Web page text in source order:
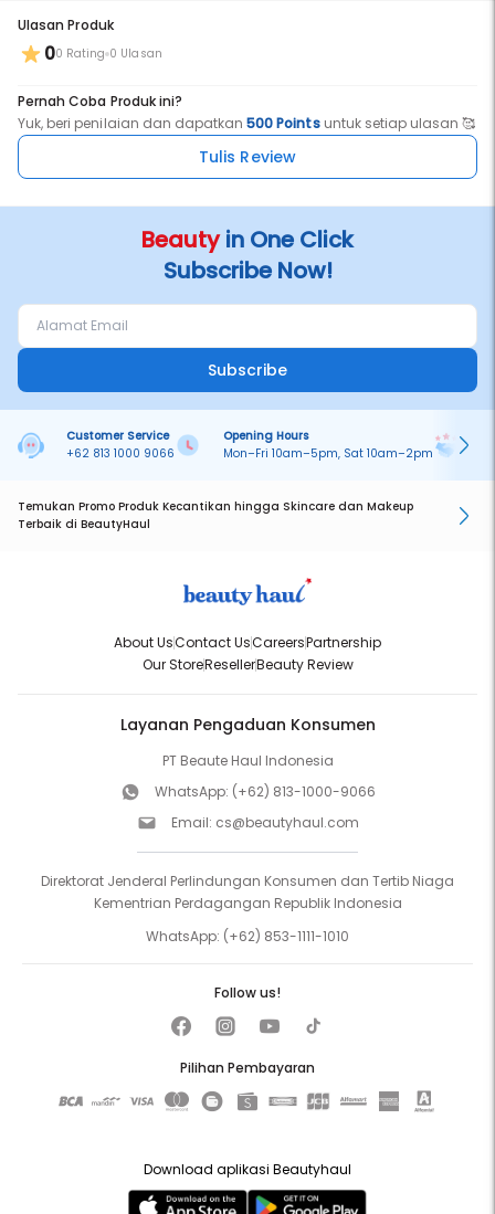
Ulasan Produk
00 Rating 0 Ulasan
Pernah Coba Produk ini?
Yuk, beri penilaian dan dapatkan500 Pointsuntuk setiap ulasan 🥰
Tulis Review
Beautyin One Click
Subscribe Now!
Subscribe
Customer Service
+62 813 1000 9066
Opening Hours
Mon–Fri 10am–5pm, Sat 10am–2pm
Temukan Promo Produk Kecantikan hingga Skincare dan Makeup
Terbaik di BeautyHaul
About UsContact UsCareersPartnership
Our StoreResellerBeauty Review
Layanan Pengaduan Konsumen
PT Beaute Haul Indonesia
WhatsApp: (+62) 813-1000-9066
Email: cs@beautyhaul.com
Direktorat Jenderal Perlindungan Konsumen dan Tertib Niaga
Kementrian Perdagangan Republik Indonesia
WhatsApp: (+62) 853-1111-1010
Pilihan Pembayaran
Follow us!
Download aplikasi Beautyhaul